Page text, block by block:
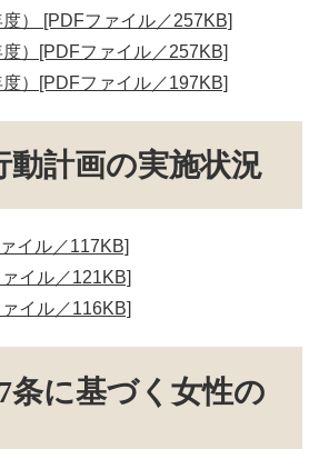
） [PDFファイル／257KB]
）[PDFファイル／257KB]
）[PDFファイル／197KB]
動計画の実施状況
イル／117KB]
イル／121KB]
イル／116KB]
条に基づく女性の